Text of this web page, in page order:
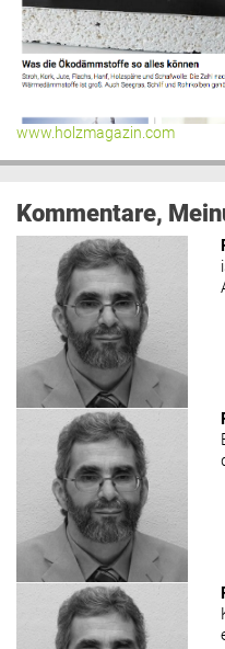
www.holzmagazin.com
Kommentare,